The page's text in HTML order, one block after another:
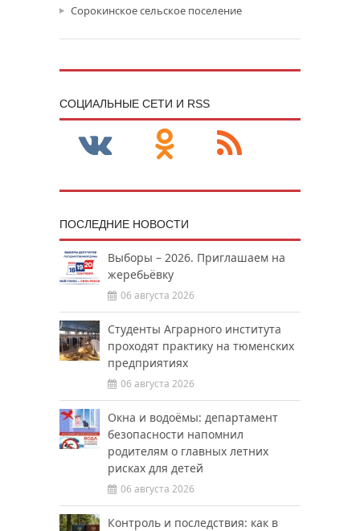
Сорокинское сельское поселение
CОЦИАЛЬНЫЕ СЕТИ И RSS
ПОСЛЕДНИЕ НОВОСТИ
Выборы – 2026. Приглашаем на
жеребьёвку
06 августа 2026
Студенты Аграрного института
проходят практику на тюменских
предприятиях
06 августа 2026
Окна и водоёмы: департамент
безопасности напомнил
родителям о главных летних
рисках для детей
06 августа 2026
Контроль и последствия: как в